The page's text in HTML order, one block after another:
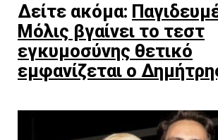
Δείτε ακόμα:
Μόλις βγαίνει το τεστ
εγκυμοσύνης θετικό
εμφανίζεται ο